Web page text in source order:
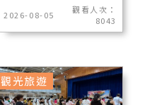
2026-08-05
觀看人次：
8043
觀光旅遊